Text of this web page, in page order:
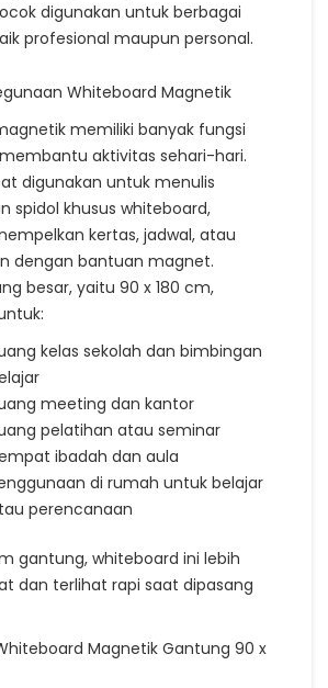
digunakan untuk berbagai
profesional maupun personal.
Whiteboard Magnetik
memiliki banyak fungsi
aktivitas sehari-hari.
digunakan untuk menulis
spidol khusus whiteboard,
kertas, jadwal, atau
dengan bantuan magnet.
besar, yaitu 90 x 180 cm,
kelas sekolah dan bimbingan
meeting dan kantor
pelatihan atau seminar
ibadah dan aula
di rumah untuk belajar
perencanaan
gantung, whiteboard ini lebih
dan terlihat rapi saat dipasang
Magnetik Gantung 90 x